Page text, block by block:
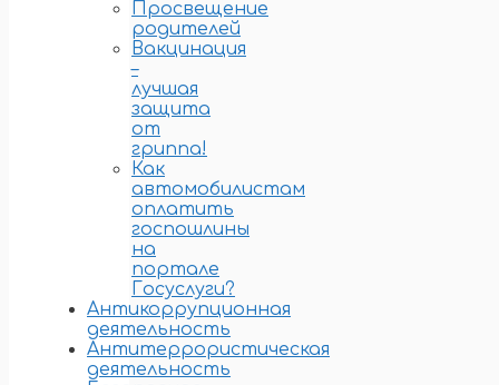
Просвещение
родителей
Вакцинация
–
лучшая
защита
от
гриппа!
Как
автомобилистам
оплатить
госпошлины
на
портале
Госуслуги?
Антикоррупционная
деятельность
Антитеррористическая
деятельность